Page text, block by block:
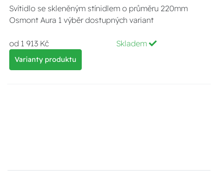
Svítidlo se skleněným stínidlem o průměru 220mm
Osmont Aura 1 výběr dostupných variant
od 1 913 Kč Skladem
Varianty produktu